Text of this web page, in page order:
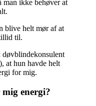
man ikke behøver at
blive helt mør af at
til.
døvblindekonsulent
at hun havde helt
for mig.
energi?